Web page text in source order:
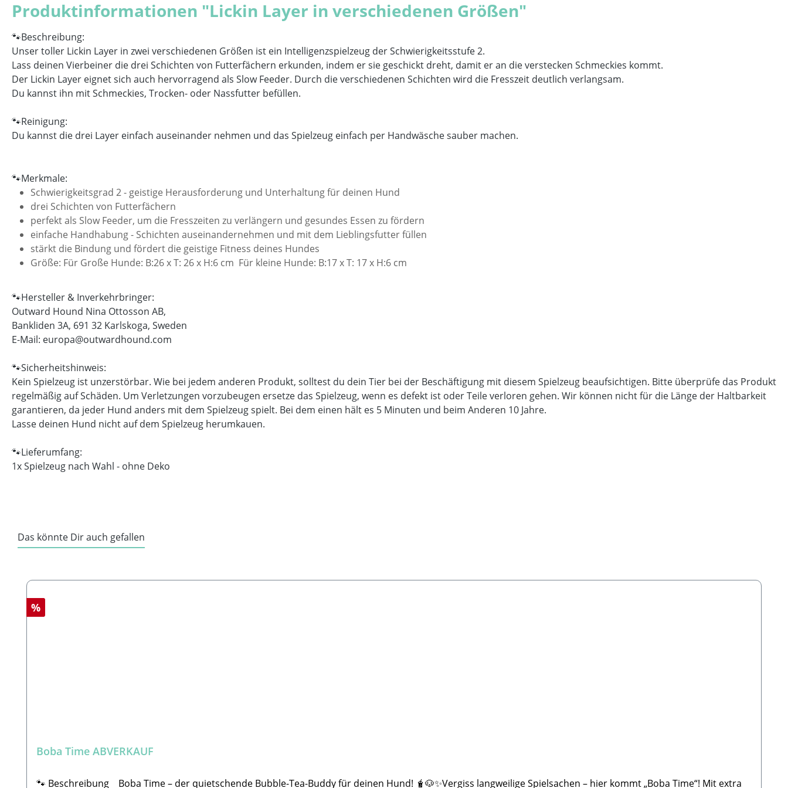
Produktinformationen "Lickin Layer in verschiedenen Größen"
🐾Beschreibung:
Unser toller Lickin Layer in zwei verschiedenen Größen ist ein Intelligenzspielzeug der Schwierigkeitsstufe 2.
Lass deinen Vierbeiner die drei Schichten von Futterfächern erkunden, indem er sie geschickt dreht, damit er an die verstecken Schmeckies kommt.
Der Lickin Layer eignet sich auch hervorragend als Slow Feeder. Durch die verschiedenen Schichten wird die Fresszeit deutlich verlangsam.
Du kannst ihn mit Schmeckies, Trocken- oder Nassfutter befüllen.
🐾Reinigung:
Du kannst die drei Layer einfach auseinander nehmen und das Spielzeug einfach per Handwäsche sauber machen.
🐾Merkmale:
Schwierigkeitsgrad 2 - geistige Herausforderung und Unterhaltung für deinen Hund
drei Schichten von Futterfächern
perfekt als Slow Feeder, um die Fresszeiten zu verlängern und gesundes Essen zu fördern
einfache Handhabung - Schichten auseinandernehmen und mit dem Lieblingsfutter füllen
stärkt die Bindung und fördert die geistige Fitness deines Hundes
Größe: Für Große Hunde: B:26 x T: 26 x H:6 cm Für kleine Hunde: B:17 x T: 17 x H:6 cm
🐾Hersteller & Inverkehrbringer:
Outward Hound Nina Ottosson AB,
Bankliden 3A, 691 32 Karlskoga, Sweden
E-Mail: europa@outwardhound.com
🐾Sicherheitshinweis:
Kein Spielzeug ist unzerstörbar. Wie bei jedem anderen Produkt, solltest du dein Tier bei der Beschäftigung mit diesem Spielzeug beaufsichtigen. Bitte überprüfe das Produkt
regelmäßig auf Schäden. Um Verletzungen vorzubeugen ersetze das Spielzeug, wenn es defekt ist oder Teile verloren gehen. Wir können nicht für die Länge der Haltbarkeit
garantieren, da jeder Hund anders mit dem Spielzeug spielt. Bei dem einen hält es 5 Minuten und beim Anderen 10 Jahre.
Lasse deinen Hund nicht auf dem Spielzeug herumkauen.
🐾Lieferumfang:
1x Spielzeug nach Wahl - ohne Deko
Das könnte Dir auch gefallen
Rabatt
%
Boba Time ABVERKAUF
🐾 Beschreibung Boba Time – der quietschende Bubble-Tea-Buddy für deinen Hund! 🧋🐶✨Vergiss langweilige Spielsachen – hier kommt „Boba Time“! Mit extra